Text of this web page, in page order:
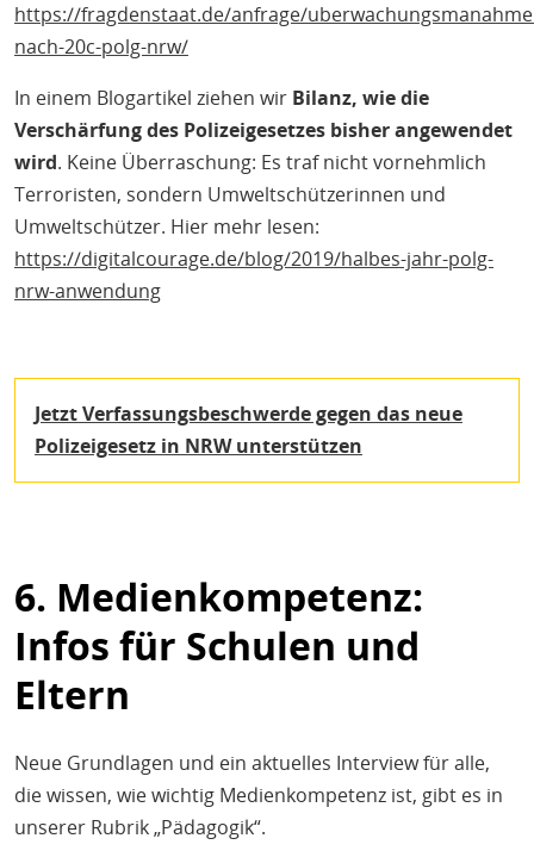
https://fragdenstaat.de/anfrage/
nach-20c-polg-nrw/
In einem Blogartikel ziehen wir Bilanz, wie die
Verschärfung des Polizeigesetzes bisher angewendet
wird. Keine Überraschung: Es traf nicht vornehmlich
Terroristen, sondern Umweltschützerinnen und
Umweltschützer. Hier mehr lesen:
https://digitalcourage.de/blog/2019/halbes-jahr-polg-
nrw-anwendung
Jetzt Verfassungsbeschwerde gegen das neue
Polizeigesetz in NRW unterstützen
6. Medienkompetenz:
Infos für Schulen und
Eltern
Neue Grundlagen und ein aktuelles Interview für alle,
die wissen, wie wichtig Medienkompetenz ist, gibt es in
unserer Rubrik „Pädagogik“.